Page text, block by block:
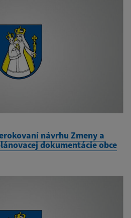
návrhu Zmeny a
dokumentácie obce